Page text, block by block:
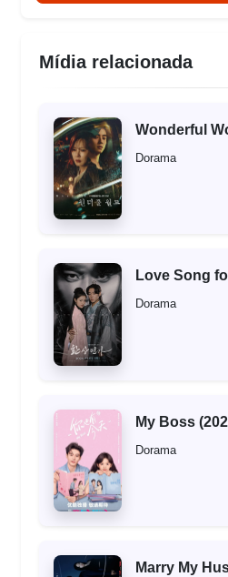
Mídia relacionada
Wonderful
Dorama
Love Song
Dorama
My Boss
Dorama
Marry My